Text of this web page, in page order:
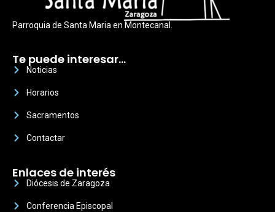
Parroquia de Santa Maria en Montecanal.
Te puede interesar…
Noticias
Horarios
Sacramentos
Contactar
Enlaces de interés
Diócesis de Zaragoza
Conferencia Episcopal